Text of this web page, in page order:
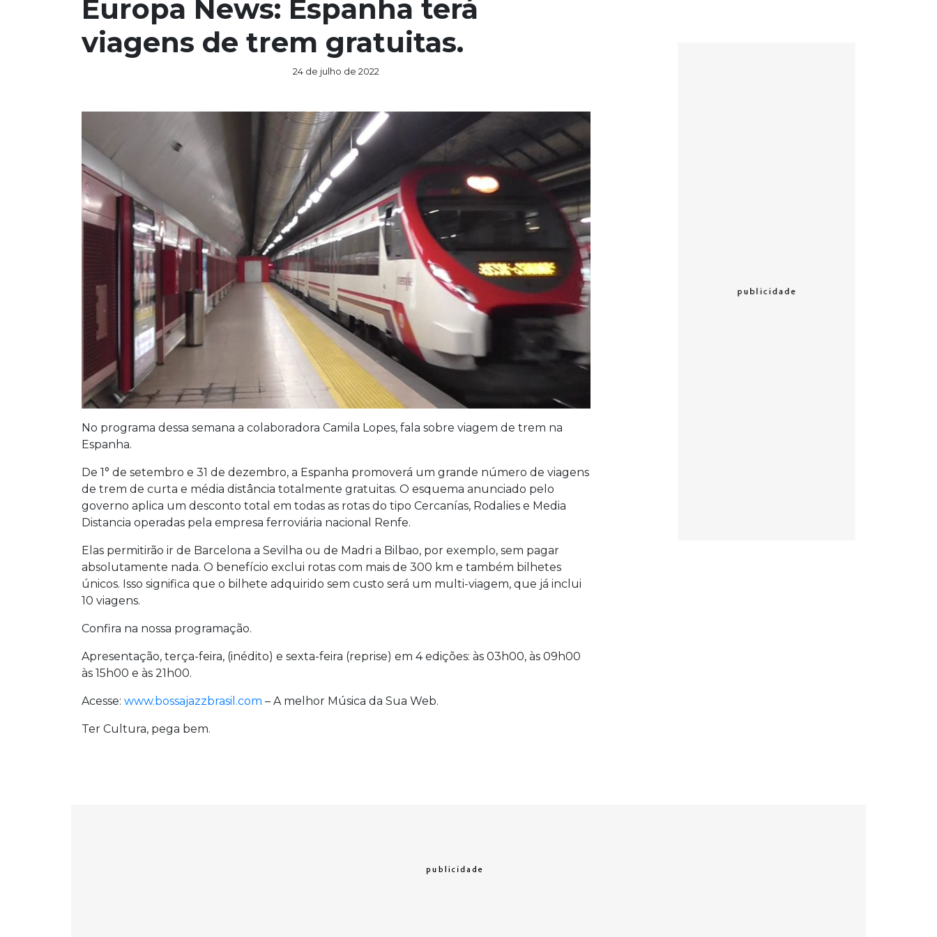
Europa News: Espanha terá
viagens de trem gratuitas.
24 de julho de 2022
No programa dessa semana a colaboradora Camila Lopes, fala sobre viagem de trem na
Espanha.
De 1° de setembro e 31 de dezembro, a Espanha promoverá um grande número de viagens
de trem de curta e média distância totalmente gratuitas. O esquema anunciado pelo
governo aplica um desconto total em todas as rotas do tipo Cercanías, Rodalies e Media
Distancia operadas pela empresa ferroviária nacional Renfe.
Elas permitirão ir de Barcelona a Sevilha ou de Madri a Bilbao, por exemplo, sem pagar
absolutamente nada. O benefício exclui rotas com mais de 300 km e também bilhetes
únicos. Isso significa que o bilhete adquirido sem custo será um multi-viagem, que já inclui
10 viagens.
Confira na nossa programação.
Apresentação, terça-feira, (inédito) e sexta-feira (reprise) em 4 edições: às 03h00, às 09h00
às 15h00 e às 21h00.
Acesse: www.bossajazzbrasil.com – A melhor Música da Sua Web.
Ter Cultura, pega bem.